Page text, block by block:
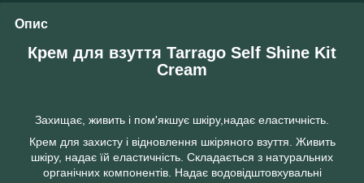
Опис
Крем для взуття Tarrago Self Shine Kit
Cream
Захищає, живить і пом'якшує шкіру,надає еластичність.
Крем для захисту і відновлення шкіряного взуття. Живить
шкіру, надає їй еластичність. Складається з натуральних
органічних компонентів. Надає водовідштовхувальні